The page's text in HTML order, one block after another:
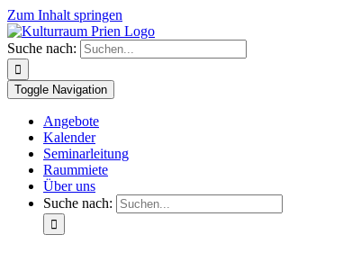
Zum Inhalt springen
Suche nach:
Toggle Navigation
Angebote
Kalender
Seminarleitung
Raummiete
Über uns
Suche nach: